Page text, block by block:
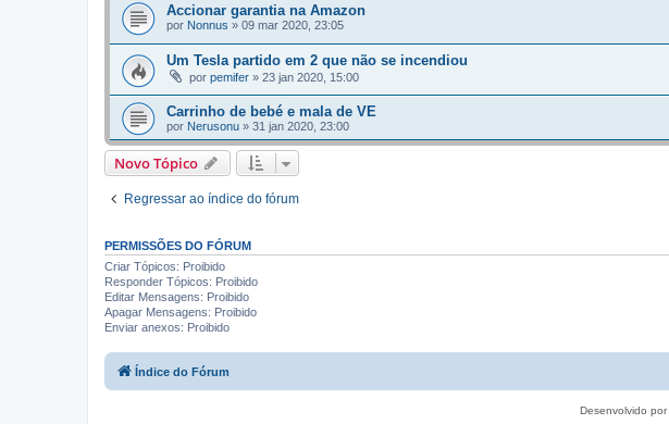
Accionar garantia na Amazon
por Nonnus » 09 mar 2020, 23:05
Um Tesla partido em 2 que não se incendiou
por pemifer » 23 jan 2020, 15:00
Carrinho de bebé e mala de VE
por Nerusonu » 31 jan 2020, 23:00
Novo Tópico
Regressar ao índice do fórum
PERMISSÕES DO FÓRUM
Criar Tópicos: Proibido
Responder Tópicos: Proibido
Editar Mensagens: Proibido
Apagar Mensagens: Proibido
Enviar anexos: Proibido
Índice do Fórum
Desenvolvido por